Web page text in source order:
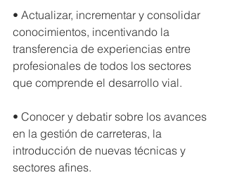
• Actualizar, incrementar y consolidar
conocimientos, incentivando la
transferencia de experiencias entre
profesionales de todos los sectores
que comprende el desarrollo vial.
• Conocer y debatir sobre los avances
en la gestión de carreteras, la
introducción de nuevas técnicas y
sectores afines.